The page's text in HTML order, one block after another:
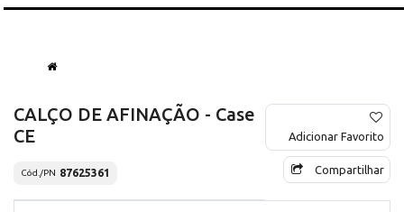
CALÇO DE AFINAÇÃO - Case
CE
Cód./PN 87625361
Adicionar Favorito
Compartilhar